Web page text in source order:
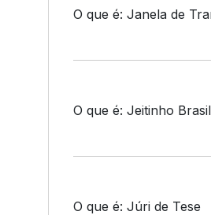
O que é: Janela de
O que é: Jeitinho
O que é: Júri de Tese